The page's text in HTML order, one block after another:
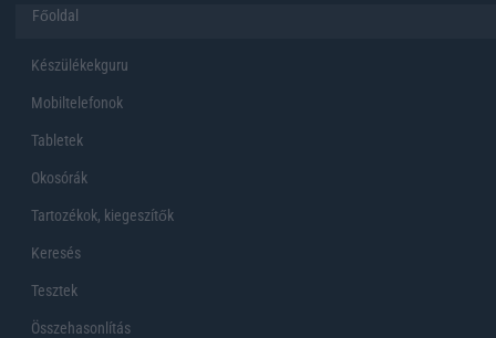
Főoldal
Készülékekguru
Mobiltelefonok
Tabletek
Okosórák
Tartozékok, kiegeszítők
Keresés
Tesztek
Összehasonlítás